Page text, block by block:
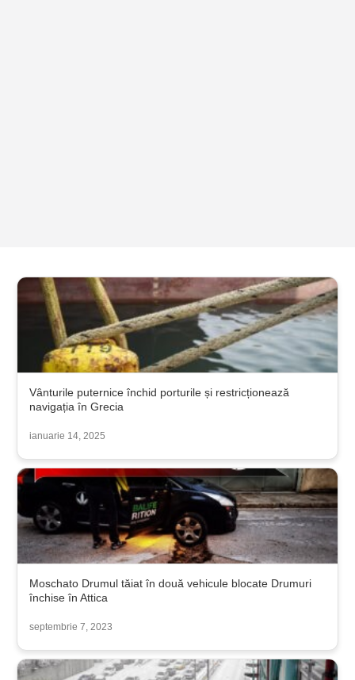
Vânturile puternice închid porturile și restricționează
navigația în Grecia
ianuarie 14, 2025
Moschato Drumul tăiat în două vehicule blocate Drumuri
închise în Attica
septembrie 7, 2023